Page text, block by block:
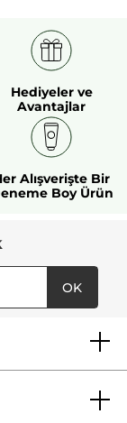
Hediyeler ve
Avantajlar
Alışverişte Bir
Boy Ürün
OK